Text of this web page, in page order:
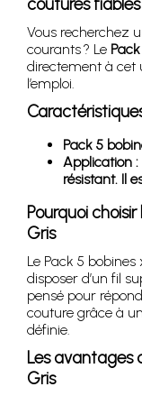
Vous recherchez
courants ? Le
directement à cet
l’emploi.
Pack 5
Application :
résistant. Il
Pourquoi
Gris
Le Pack 5
disposer d’un fil
pensé pour
couture grâce à
définie.
Les avantages
Gris